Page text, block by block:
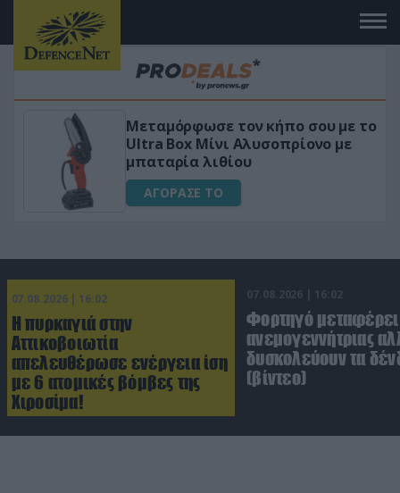
Μεταμόρφωσε τον κήπο σου με το
Ultra Box Μίνι Αλυσοπρίονο με
μπαταρία λιθίου
ΑΓΟΡΑΣΕ ΤΟ
07.08.2026 | 16:02
Η πυρκαγιά στην
Αττικοβοιωτία
απελευθέρωσε ενέργεια ίση
με 6 ατομικές βόμβες της
Χιροσίμα!
07.08.2026 | 16:02
Φορτηγό μεταφέρει
ανεμογεννήτριας
δυσκολεύουν τα
(βίντεο)